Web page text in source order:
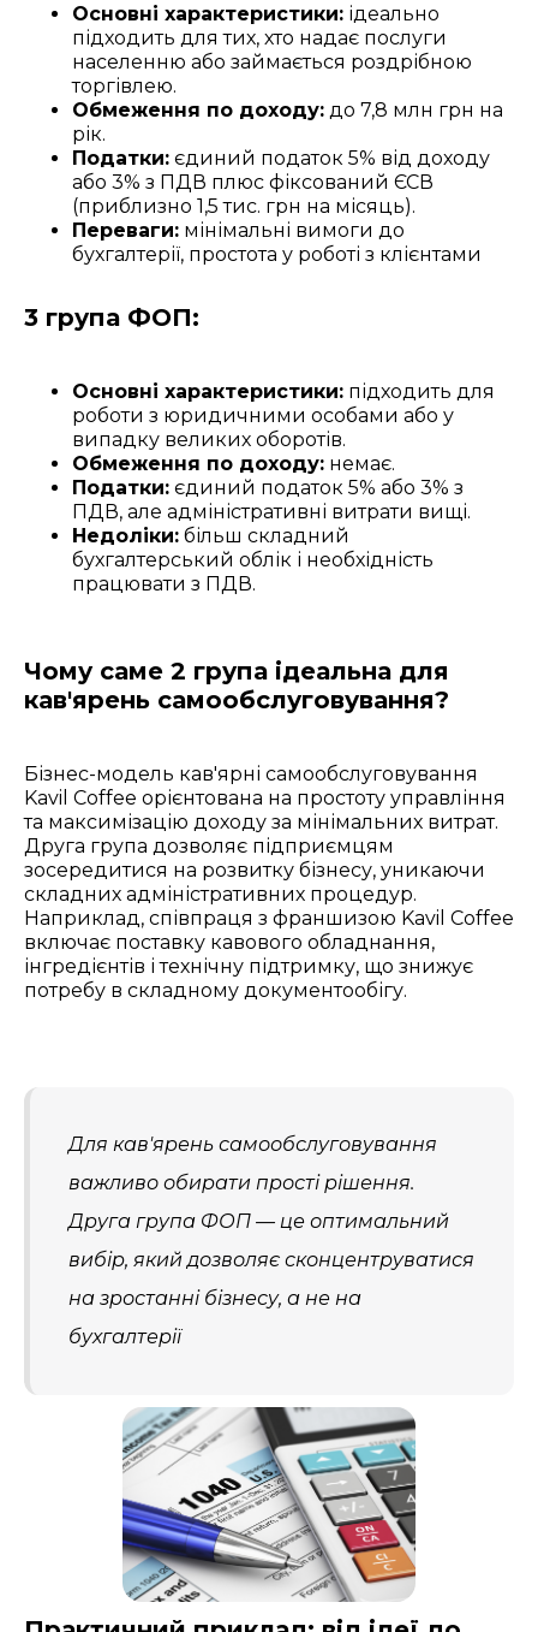
Основні характеристики: ідеально
підходить для тих, хто надає послуги
населенню або займається роздрібною
торгівлею.
Обмеження по доходу: до 7,8 млн грн на
рік.
Податки: єдиний податок 5% від доходу
або 3% з ПДВ плюс фіксований ЄСВ
(приблизно 1,5 тис. грн на місяць).
Переваги: мінімальні вимоги до
бухгалтерії, простота у роботі з клієнтами
3 група ФОП:
Основні характеристики: підходить для
роботи з юридичними особами або у
випадку великих оборотів.
Обмеження по доходу: немає.
Податки: єдиний податок 5% або 3% з
ПДВ, але адміністративні витрати вищі.
Недоліки: більш складний
бухгалтерський облік і необхідність
працювати з ПДВ.
Чому саме 2 група ідеальна для
кав'ярень самообслуговування?
Бізнес-модель кав'ярні самообслуговування
Kavil Coffee орієнтована на простоту управління
та максимізацію доходу за мінімальних витрат.
Друга група дозволяє підприємцям
зосередитися на розвитку бізнесу, уникаючи
складних адміністративних процедур.
Наприклад, співпраця з франшизою Kavil Coffee
включає поставку кавового обладнання,
інгредієнтів і технічну підтримку, що знижує
потребу в складному документообігу.
Для кав'ярень самообслуговування
важливо обирати прості рішення.
Друга група ФОП — це оптимальний
вибір, який дозволяє сконцентруватися
на зростанні бізнесу, а не на
бухгалтерії